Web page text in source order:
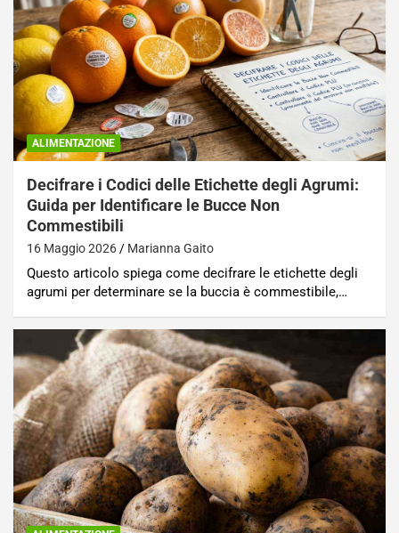
ALIMENTAZIONE
Decifrare i Codici delle Etichette degli Agrumi:
Guida per Identificare le Bucce Non
Commestibili
16 Maggio 2026 Marianna Gaito
Questo articolo spiega come decifrare le etichette degli
agrumi per determinare se la buccia è commestibile,…